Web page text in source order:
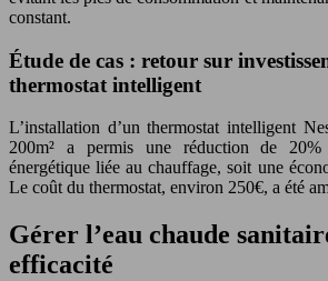
constant.
Étude de cas : retour sur
thermostat intelligent
L’installation d’un thermostat intelligent
200m² a permis une réduction de
énergétique liée au chauffage, soit une
Le coût du thermostat, environ 250€, a été
Gérer l’eau chaude
efficacité